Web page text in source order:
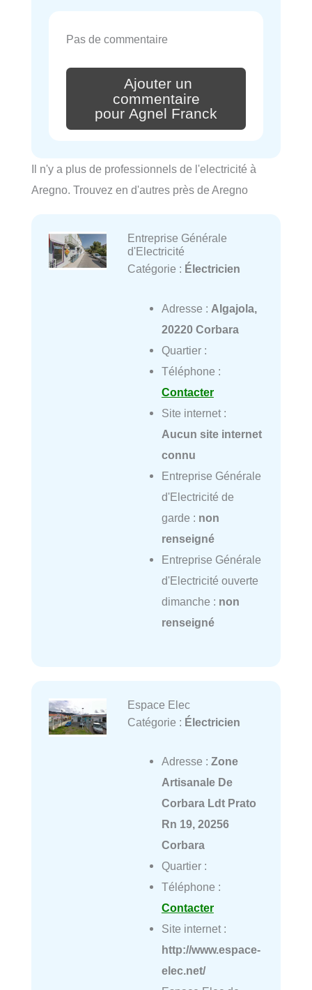
Pas de commentaire
Ajouter un
commentaire
pour Agnel Franck
Il n'y a plus de professionnels de l'electricité à
Aregno. Trouvez en d'autres près de Aregno
Entreprise Générale
d'Electricité
Catégorie : Électricien
Adresse : Algajola,
20220 Corbara
Quartier :
Téléphone :
Contacter
Site internet :
Aucun site internet
connu
Entreprise Générale
d'Electricité de
garde : non
renseigné
Entreprise Générale
d'Electricité ouverte
dimanche : non
renseigné
Espace Elec
Catégorie : Électricien
Adresse : Zone
Artisanale De
Corbara Ldt Prato
Rn 19, 20256
Corbara
Quartier :
Téléphone :
Contacter
Site internet :
http://www.espace-
elec.net/